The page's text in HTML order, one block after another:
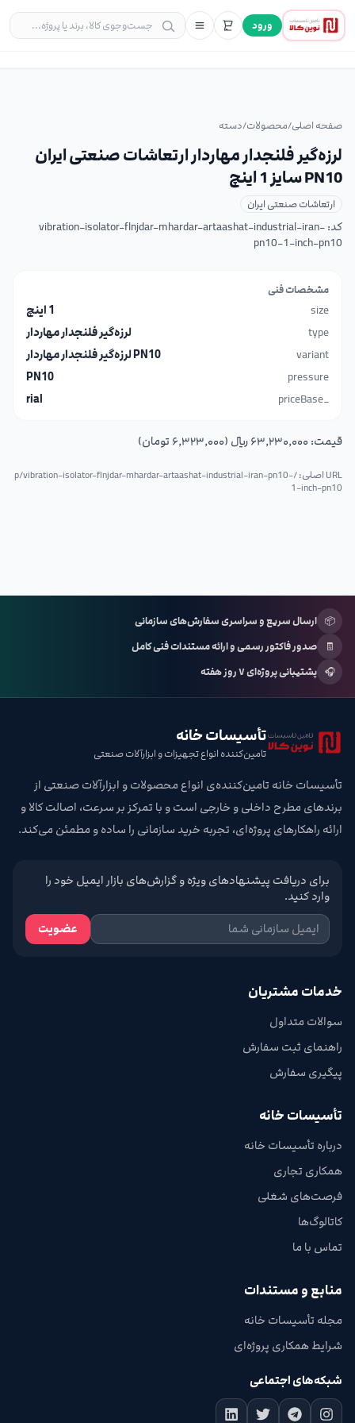
ورود
صفحه اصلی/محصولات/دسته
لرزه‌گیر فلنجدار مهاردار ارتعاشات صنعتی ایران
PN10 سایز 1 اینچ
ارتعاشات صنعتی ایران
کد:vibration-isolator-flnjdar-mhardar-artaashat-industrial-iran-
pn10-1-inch-pn10
مشخصات فنی
size
1 اینچ
type
لرزه‌گیر فلنجدار مهاردار
variant
PN10 لرزه‌گیر فلنجدار مهاردار
pressure
PN10
_priceBase
rial
قیمت: ۶۳٬۲۳۰٬۰۰۰ ریال (۶٬۳۲۳٬۰۰۰ تومان)
URL اصلی: /p/
vibration-isolator-flnjdar-mhardar-artaashat-industrial-iran-pn10-
1-inch-pn10
📦 ارسال سریع و سراسری سفارش‌های سازمانی
🧾
صدور فاکتور رسمی و ارائه مستندات فنی کامل
🎧 پشتیبانی پروژه‌ای ۷ روز هفته
تأسیسات خانه
تامین‌کننده انواع تجهیزات و ابزارآلات صنعتی
تأسیسات خانه تامین‌کننده‌ی انواع محصولات و ابزارآلات صنعتی از
برندهای مطرح داخلی و خارجی است و با تمرکز بر سرعت، اصالت کالا و
ارائه راهکارهای پروژه‌ای، تجربه خرید سازمانی را ساده و مطمئن می‌کند.
برای دریافت پیشنهادهای ویژه و گزارش‌های بازار ایمیل خود را
وارد کنید.
عضویت
خدمات مشتریان
سوالات متداول
راهنمای ثبت سفارش
پیگیری سفارش
تأسیسات خانه
درباره تأسیسات خانه
همکاری تجاری
فرصت‌های شغلی
کاتالوگ‌ها
تماس با ما
منابع و مستندات
مجله تأسیسات خانه
شرایط همکاری پروژه‌ای
شبکه‌های اجتماعی